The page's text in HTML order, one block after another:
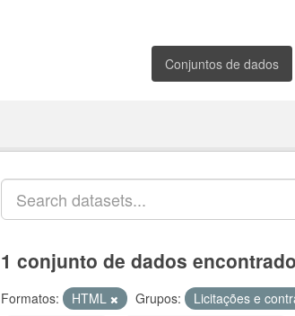
Conjuntos de dados
1 conjunto de dados encontrado
Formatos: HTML Grupos:
Licitações e